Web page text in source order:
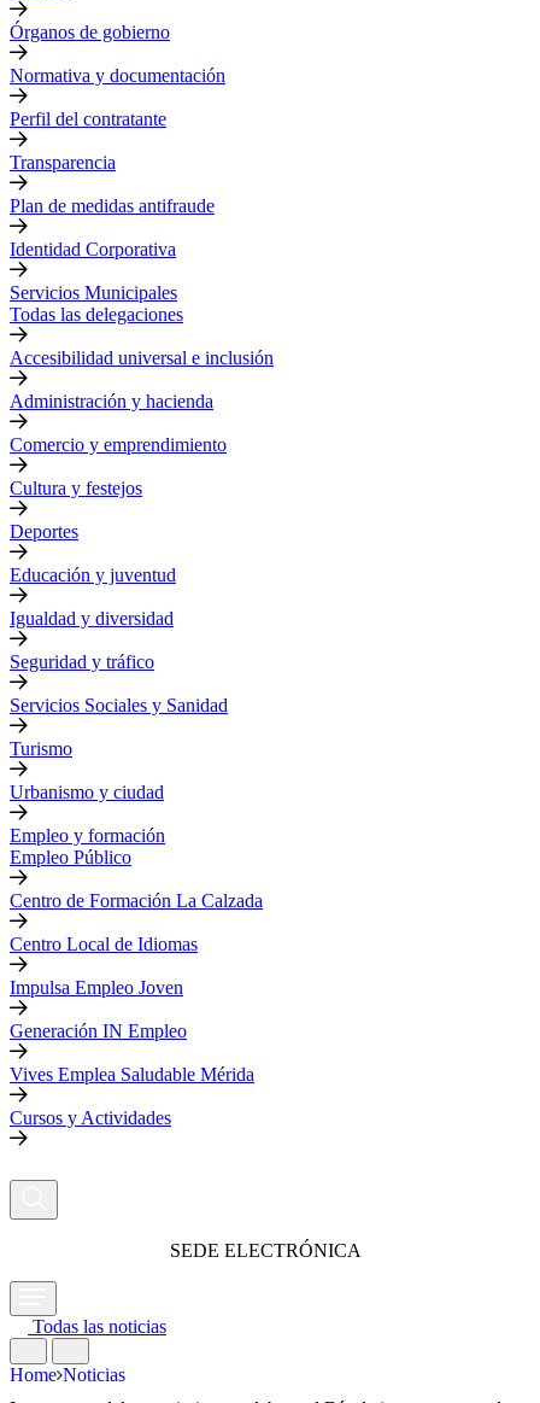
Órganos de gobierno
Normativa y documentación
Perfil del contratante
Transparencia
Plan de medidas antifraude
Identidad Corporativa
Servicios Municipales
Todas las delegaciones
Accesibilidad universal e inclusión
Administración y hacienda
Comercio y emprendimiento
Cultura y festejos
Deportes
Educación y juventud
Igualdad y diversidad
Seguridad y tráfico
Servicios Sociales y Sanidad
Turismo
Urbanismo y ciudad
Empleo y formación
Empleo Público
Centro de Formación La Calzada
Centro Local de Idiomas
Impulsa Empleo Joven
Generación IN Empleo
Vives Emplea Saludable Mérida
Cursos y Actividades
SEDE ELECTRÓNICA
Todas las noticias
Home Noticias